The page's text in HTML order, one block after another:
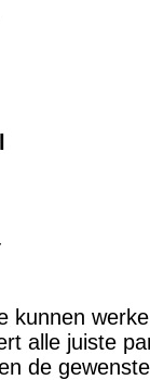
kunnen
alle juiste
de